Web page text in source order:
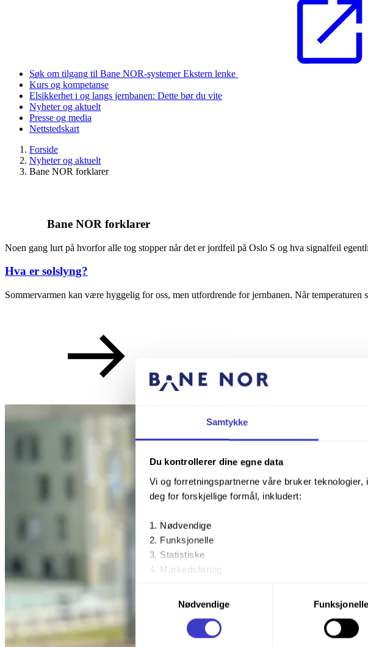
Samtykke
Du kontrollerer dine egne data
Vi og forretningspartnerne våre bruker
deg for forskjellige formål, inkludert:
Nødvendige
Funksjonelle
Statistiske
Markedsføring
Ved å trykke «Godta alle» gir du din tillatelse til
trykke på avmerkingsboksen under formålet, og
Nødvendige
Funksjonelle
Søk om tilgang til Bane NOR-systemerEkstern lenke
Kurs og kompetanse
Elsikkerhet i og langs jernbanen: Dette bør du vite
Nyheter og aktuelt
Presse og media
Nettstedskart
Forside
Nyheter og aktuelt
Bane NOR forklarer
Bane NOR forklarer
Noen gang lurt på hvorfor alle tog stopper når det er jordfeil på Oslo S og hva signalfeil
Hva er solslyng?
Sommervarmen kan være hyggelig for oss, men utfordrende for jernbanen. Når temperaturen